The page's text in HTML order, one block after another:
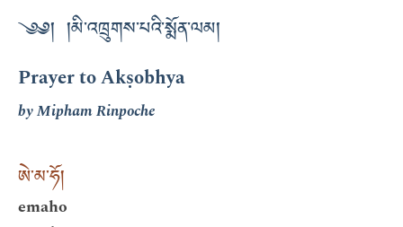
༄༅། །མི་འཁྲུགས་པའི་སྨོན་ལམ།
Prayer to Akṣobhya
by Mipham Rinpoche
ཨེ་མ་ཧོ།
emaho